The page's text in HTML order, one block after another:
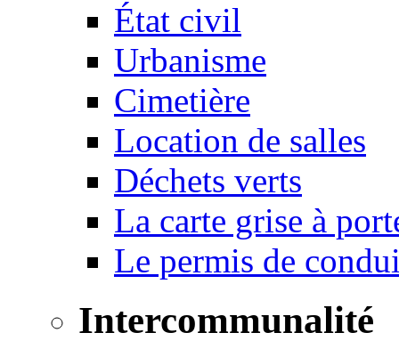
État civil
Urbanisme
Cimetière
Location de salles
Déchets verts
La carte grise à
Le permis de
Intercommunalité